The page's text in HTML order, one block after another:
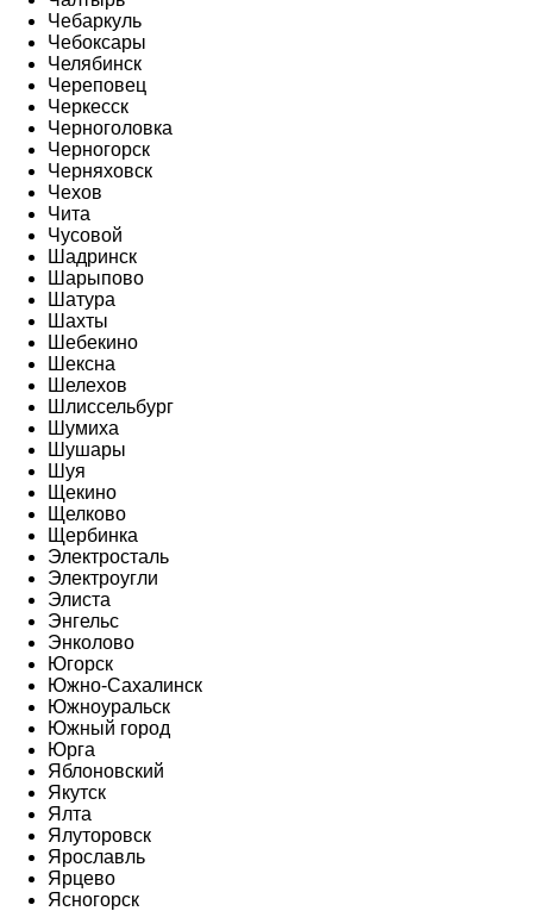
Чебаркуль
Чебоксары
Челябинск
Череповец
Черкесск
Черноголовка
Черногорск
Черняховск
Чехов
Чита
Чусовой
Шадринск
Шарыпово
Шатура
Шахты
Шебекино
Шексна
Шелехов
Шлиссельбург
Шумиха
Шушары
Шуя
Щекино
Щелково
Щербинка
Электросталь
Электроугли
Элиста
Энгельс
Энколово
Югорск
Южно-Сахалинск
Южноуральск
Южный город
Юрга
Яблоновский
Якутск
Ялта
Ялуторовск
Ярославль
Ярцево
Ясногорск